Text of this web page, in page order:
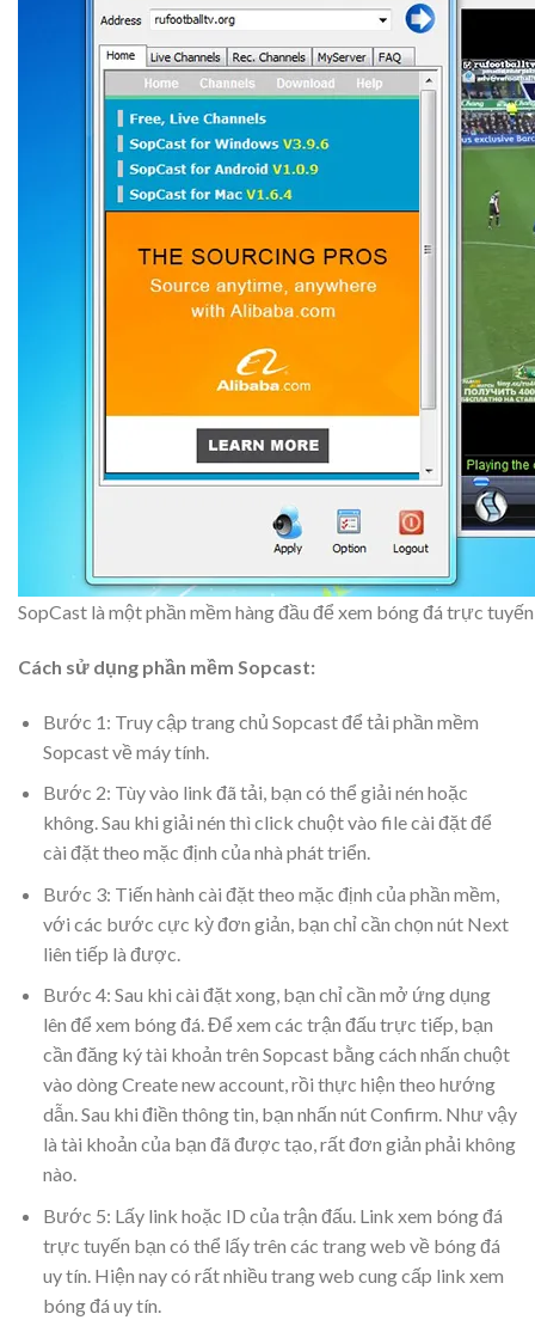
SopCast là một phần mềm hàng đầu để xem bóng đá trực
Cách sử dụng phần mềm Sopcast:
Bước 1: Truy cập trang chủ Sopcast để tải phần mềm
Sopcast về máy tính.
Bước 2: Tùy vào link đã tải, bạn có thể giải nén hoặc
không. Sau khi giải nén thì click chuột vào file cài đặt để
cài đặt theo mặc định của nhà phát triển.
Bước 3: Tiến hành cài đặt theo mặc định của phần mềm,
với các bước cực kỳ đơn giản, bạn chỉ cần chọn nút Next
liên tiếp là được.
Bước 4: Sau khi cài đặt xong, bạn chỉ cần mở ứng dụng
lên để xem bóng đá. Để xem các trận đấu trực tiếp, bạn
cần đăng ký tài khoản trên Sopcast bằng cách nhấn chuột
vào dòng Create new account, rồi thực hiện theo hướng
dẫn. Sau khi điền thông tin, bạn nhấn nút Confirm. Như vậy
là tài khoản của bạn đã được tạo, rất đơn giản phải không
nào.
Bước 5: Lấy link hoặc ID của trận đấu. Link xem bóng đá
trực tuyến bạn có thể lấy trên các trang web về bóng đá
uy tín. Hiện nay có rất nhiều trang web cung cấp link xem
bóng đá uy tín.